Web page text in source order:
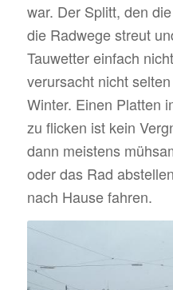
war. Der Splitt, den
die Radwege streut
Tauwetter einfach
verursacht nicht
Winter. Einen Platten
zu flicken ist kein
dann meistens
oder das Rad
nach Hause fahren.